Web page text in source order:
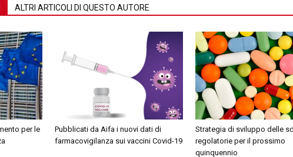
ALTRI ARTICOLI DI QUESTO AUTORE
per le
Pubblicati da Aifa i nuovi dati di
farmacovigilanza sui vaccini Covid-19
Strategia di sviluppo delle
regolatorie per il prossimo
quinquennio